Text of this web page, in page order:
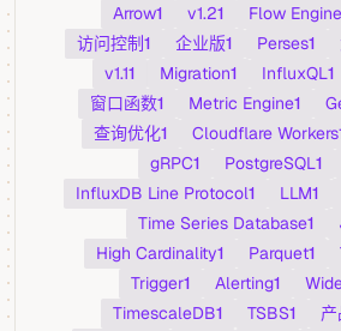
Arrow1 v1.21 Flow Engine
访问控制1 企业版1 Perses1
v1.11 Migration1 InfluxQL1
窗口函数1 Metric Engine1
查询优化1 Cloudflare Workers
gRPC1 PostgreSQL1
InfluxDB Line Protocol1 LLM1
Time Series Database1
High Cardinality1 Parquet1
Trigger1 Alerting1
TimescaleDB1 TSBS1 产